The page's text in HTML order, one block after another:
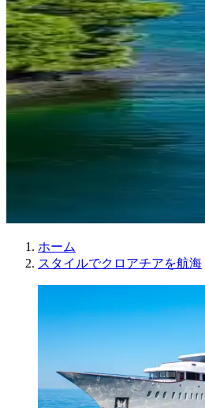
ホーム
スタイルでクロアチアを航海